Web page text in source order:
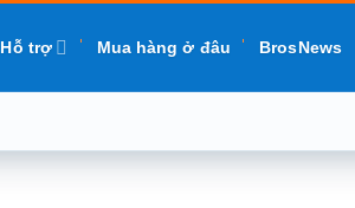
Hỗ trợ Mua hàng ở đâu BrosNews